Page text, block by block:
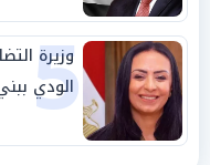
5
وزيرة
الودي